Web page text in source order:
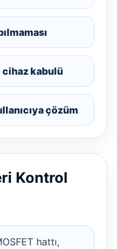
cihaz kabulü
çözüm
Kontrol
hattı,